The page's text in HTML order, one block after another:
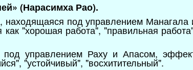
(Нарасимха Рао).
находящаяся под управлением
"хорошая работа", "правильная
управлением Раху и Апасом,
"устойчивый", "восхитительный".